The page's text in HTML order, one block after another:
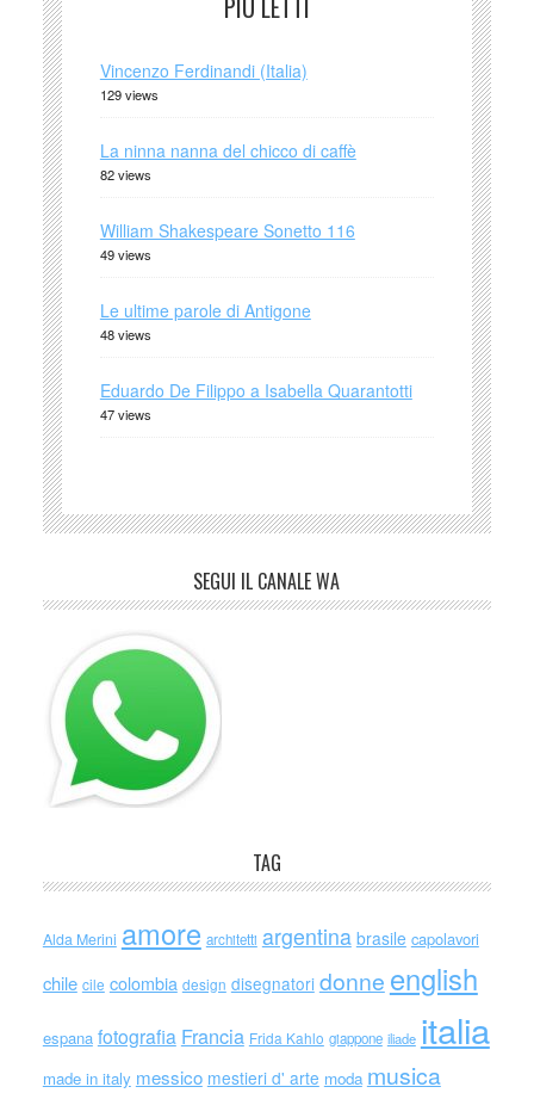
PIÙ LETTI
Vincenzo Ferdinandi (Italia)
129 views
La ninna nanna del chicco di caffè
82 views
William Shakespeare Sonetto 116
49 views
Le ultime parole di Antigone
48 views
Eduardo De Filippo a Isabella Quarantotti
47 views
SEGUI IL CANALE WA
TAG
Alda Merini amore architetti argentina brasile capolavori
chile cile colombia design disegnatori donne english
espana fotografia Francia Frida Kahlo giappone iliade italia
made in italy messico mestieri d' arte moda musica